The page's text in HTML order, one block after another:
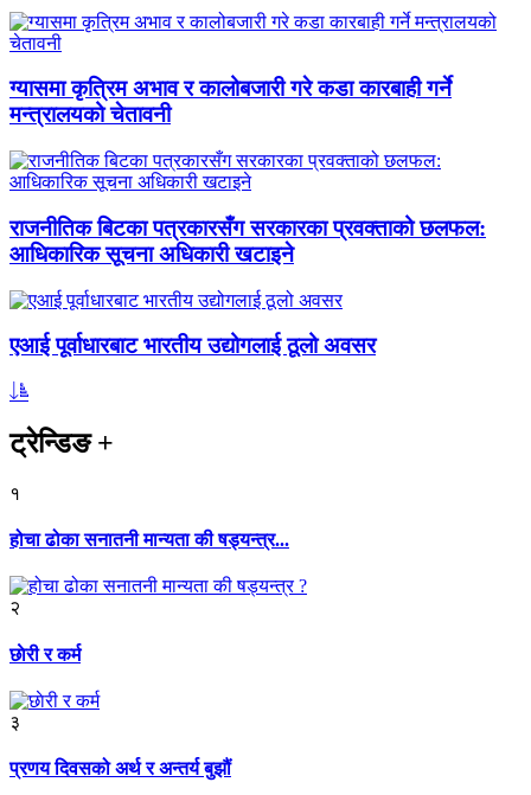
ग्यासमा कृत्रिम अभाव र कालोबजारी गरे कडा कारबाही गर्ने
मन्त्रालयको चेतावनी
राजनीतिक बिटका पत्रकारसँग सरकारका प्रवक्ताको छलफल:
आधिकारिक सूचना अधिकारी खटाइने
एआई पूर्वाधारबाट भारतीय उद्योगलाई ठूलो अवसर
ट्रेन्डिङ+
१
होचा ढोका सनातनी मान्यता की षड्यन्त्र...
२
छाेरी र कर्म
३
प्रणय दिवसको अर्थ र अन्तर्य बुझौं